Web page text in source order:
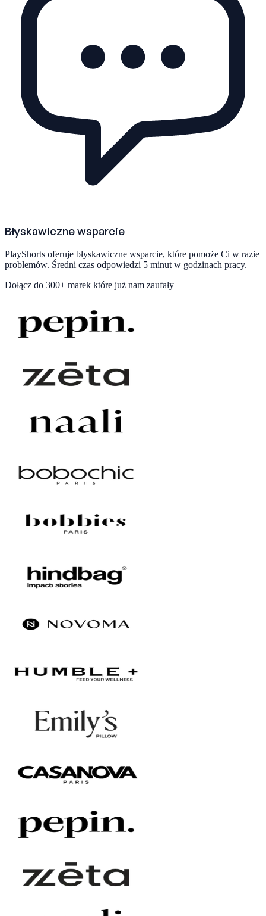
Błyskawiczne wsparcie
PlayShorts oferuje błyskawiczne wsparcie, które pomoże Ci w razie
problemów. Średni czas odpowiedzi 5 minut w godzinach pracy.
Dołącz do 300+ marek które już nam zaufały